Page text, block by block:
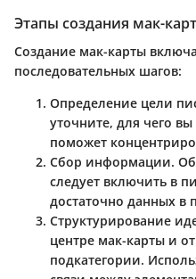
Этапы создания мак-
Создание мак-карты
последовательных шагов:
Определение цели
уточните, для чего
поможет
Сбор информации.
следует включить в
достаточно данных в
Структурирование
центре мак-карты и
подкатегории.